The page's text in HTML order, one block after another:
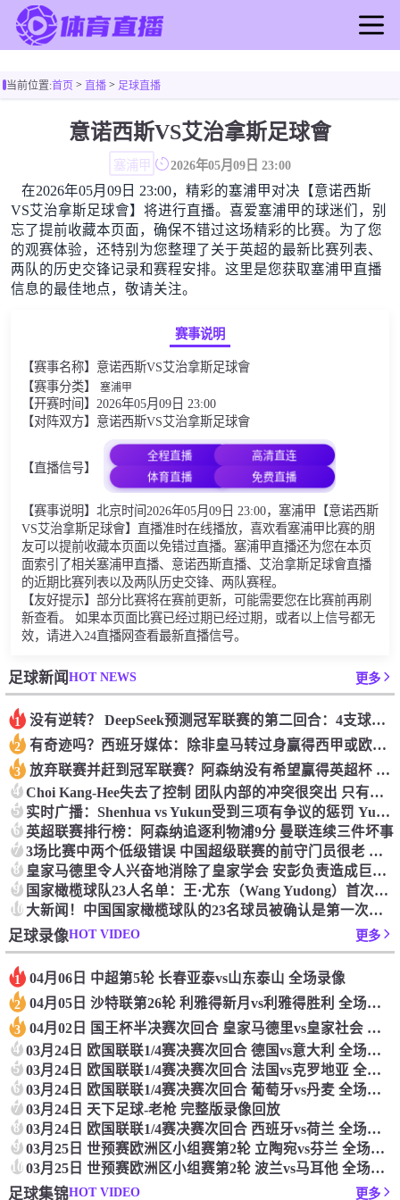
足球直播
足球新闻
篮球新闻
当前位置:首页> 直播> 足球直播
意诺西斯VS艾治拿斯足球會
塞浦甲 2026年05月09日 23:00
在2026年05月09日 23:00，精彩的塞浦甲对决【意诺西斯
VS艾治拿斯足球會】将进行直播。喜爱塞浦甲的球迷们，别
忘了提前收藏本页面，确保不错过这场精彩的比赛。为了您
的观赛体验，还特别为您整理了关于英超的最新比赛列表、
两队的历史交锋记录和赛程安排。这里是您获取塞浦甲直播
信息的最佳地点，敬请关注。
赛事说明
【赛事名称】意诺西斯VS艾治拿斯足球會
【赛事分类】 塞浦甲
【开赛时间】2026年05月09日 23:00
【对阵双方】意诺西斯VS艾治拿斯足球會
【直播信号】
全程直播
高清直连
体育直播
免费直播
【赛事说明】北京时间2026年05月09日 23:00，塞浦甲【意诺西斯
VS艾治拿斯足球會】直播准时在线播放，喜欢看塞浦甲比赛的朋
友可以提前收藏本页面以免错过直播。塞浦甲直播还为您在本页
面索引了相关塞浦甲直播、意诺西斯直播、艾治拿斯足球會直播
的近期比赛列表以及两队历史交锋、两队赛程。
【友好提示】部分比赛将在赛前更新，可能需要您在比赛前再刷
新查看。 如果本页面比赛已经过期已经过期，或者以上信号都无
效，请进入24直播网查看最新直播信号。
足球新闻HOT NEWS 更多
1 没有逆转？ DeepSeek预测冠军联赛的第二回合：4支球队在第一回合中获胜 枪手输了
2 有奇迹吗？西班牙媒体：除非皇马转过身赢得西甲或欧洲冠军
3 放弃联赛并赶到冠军联赛？阿森纳没有希望赢得英超杯 赢得欧洲冠军的可能性
4 Choi Kang-Hee失去了控制 团队内部的冲突很突出 只有一个人可以从水火中拯救崔孔
5 实时广播：Shenhua vs Yukun受到三项有争议的惩罚 Yukun将向中国足球联合会提出投诉
6 英超联赛排行榜：阿森纳追逐利物浦9分 曼联连续三件坏事
7 3场比赛中两个低级错误 中国超级联赛的前守门员很老 是时候让位了 最好的继任者出现
8 皇家马德里令人兴奋地消除了皇家学会 安彭负责造成巨大的灾难！
9 国家橄榄球队23人名单：王·尤东（Wang Yudong）首次被选为第11名 塞吉尼奥（Serginho）在名单上
10 大新闻！中国国家橄榄球队的23名球员被确认是第一次进入阵容
足球录像HOT VIDEO 更多
1 04月06日 中超第5轮 长春亚泰vs山东泰山 全场录像
2 04月05日 沙特联第26轮 利雅得新月vs利雅得胜利 全场录像
3 04月02日 国王杯半决赛次回合 皇家马德里vs皇家社会 全场录像
4 03月24日 欧国联联1/4赛决赛次回合 德国vs意大利 全场录像回放
5 03月24日 欧国联联1/4赛决赛次回合 法国vs克罗地亚 全场录像回放
6 03月24日 欧国联联1/4赛决赛次回合 葡萄牙vs丹麦 全场录像回放
7 03月24日 天下足球-老枪 完整版录像回放
8 03月24日 欧国联联1/4赛决赛次回合 西班牙vs荷兰 全场录像回放
9 03月25日 世预赛欧洲区小组赛第2轮 立陶宛vs芬兰 全场录像回放
10 03月25日 世预赛欧洲区小组赛第2轮 波兰vs马耳他 全场录像回放
足球集锦HOT VIDEO 更多